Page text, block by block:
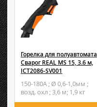
Горелка для полуавтомата
Сварог REAL MS 15, 3.6 м,
ICT2086-SV001
150-180А ; Ø 0,6-1,0мм ;
возд. охл ; 3,6 м; 1,9 кг